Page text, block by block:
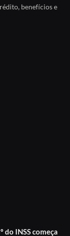
benefícios e
do INSS começa